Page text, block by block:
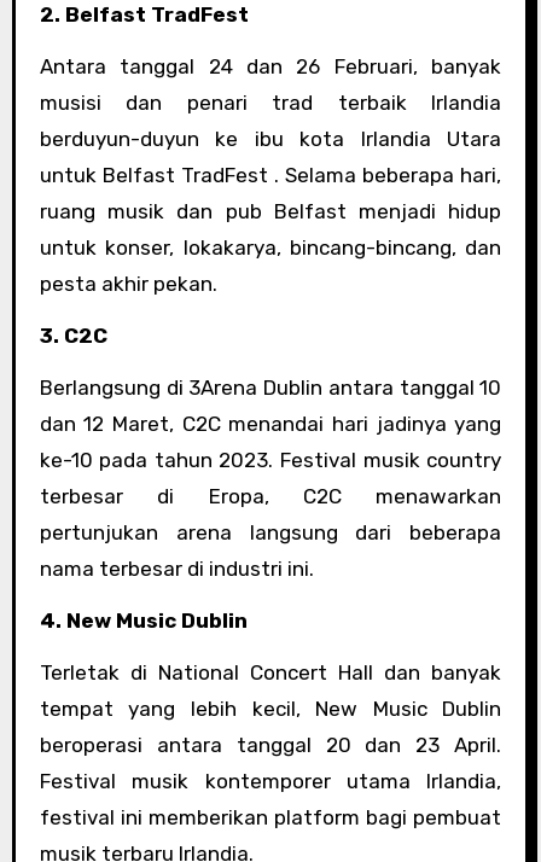
2. Belfast TradFest
Antara tanggal 24 dan 26 Februari, banyak
musisi dan penari trad terbaik Irlandia
berduyun-duyun ke ibu kota Irlandia Utara
untuk Belfast TradFest . Selama beberapa hari,
ruang musik dan pub Belfast menjadi hidup
untuk konser, lokakarya, bincang-bincang, dan
pesta akhir pekan.
3. C2C
Berlangsung di 3Arena Dublin antara tanggal 10
dan 12 Maret, C2C menandai hari jadinya yang
ke-10 pada tahun 2023. Festival musik country
terbesar di Eropa, C2C menawarkan
pertunjukan arena langsung dari beberapa
nama terbesar di industri ini.
4. New Music Dublin
Terletak di National Concert Hall dan banyak
tempat yang lebih kecil, New Music Dublin
beroperasi antara tanggal 20 dan 23 April.
Festival musik kontemporer utama Irlandia,
festival ini memberikan platform bagi pembuat
musik terbaru Irlandia.